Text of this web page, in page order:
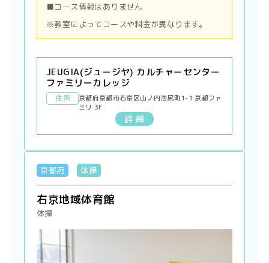
■コース情報はありません
※教室によってコースや料金が異なります。
JEUGIA(ジュージヤ) カルチャーセンター
ファミリーカレッジ
住 所
京都府京都市右京区山ノ内池尻町1-1 京都ファ
ミリ 3F
詳 細
京都府 体操
右京地域体育館
体操